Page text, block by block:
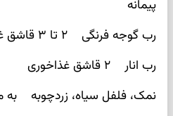
پیمانه
رب گوجه فرنگی ۲ تا ۳ قاشق غذاخوری
رب انار ۲ قاشق غذاخوری
نمک، فلفل سیاه، زردچوبه به